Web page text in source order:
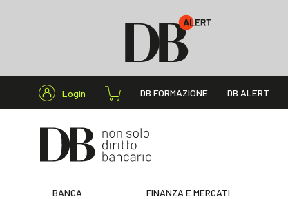
Login DB FORMAZIONE DB ALERT
BANCA FINANZA E MERCATI